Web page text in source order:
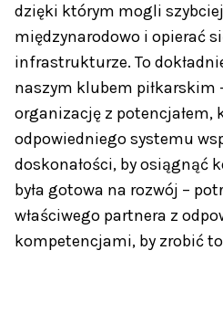
dzięki którym mogli
międzynarodowo i opierać
infrastrukturze. To
naszym klubem piłkarskim
organizację z potencjałem,
odpowiedniego systemu
doskonałości, by osiągnąć
była gotowa na rozwój –
właściwego partnera z
kompetencjami, by zrobić